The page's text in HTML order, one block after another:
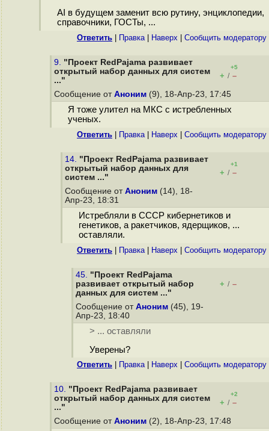
AI в будущем заменит всю рутину, энциклопедии,
справочники, ГОСТы, ...
Ответить Правка| Наверх Cообщить модератору
9. "Проект RedPajama развивает
открытый набор данных для систем
..."
+5
+ / –
Сообщение от Аноним (9), 18-Апр-23, 17:45
Я тоже улител на МКС с истребленных
ученых.
Ответить Правка| Наверх Cообщить модератору
14. "Проект RedPajama развивает
открытый набор данных для
систем ..."
+1
+ / –
Сообщение от Аноним (14), 18-
Апр-23, 18:31
Истребляли в СССР кибернетиков и
генетиков, а ракетчиков, ядерщиков, ...
оставляли.
Ответить Правка| Наверх Cообщить модератору
45. "Проект RedPajama
развивает открытый набор
данных для систем ..."
+ / –
Сообщение от Аноним (45), 19-
Апр-23, 18:40
> ... оставляли
Уверены?
Ответить Правка| Наверх Cообщить модератору
10. "Проект RedPajama развивает
открытый набор данных для систем
..."
+2
+ / –
Сообщение от Аноним (2), 18-Апр-23, 17:48